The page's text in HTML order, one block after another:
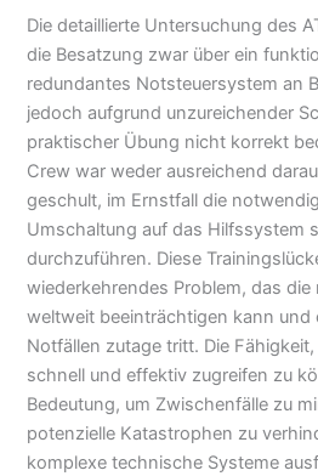
Die detaillierte Untersuchung des
die Besatzung zwar über ein
redundantes Notsteuersystem an
jedoch aufgrund unzureichender
praktischer Übung nicht korrekt
Crew war weder ausreichend
geschult, im Ernstfall die
Umschaltung auf das Hilfssystem
durchzuführen. Diese
wiederkehrendes Problem, das die
weltweit beeinträchtigen kann und
Notfällen zutage tritt. Die
schnell und effektiv zugreifen zu
Bedeutung, um Zwischenfälle zu
potenzielle Katastrophen zu
komplexe technische Systeme